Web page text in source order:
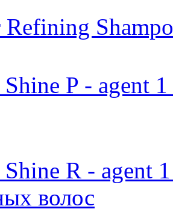
P - agent
R - agent
волос